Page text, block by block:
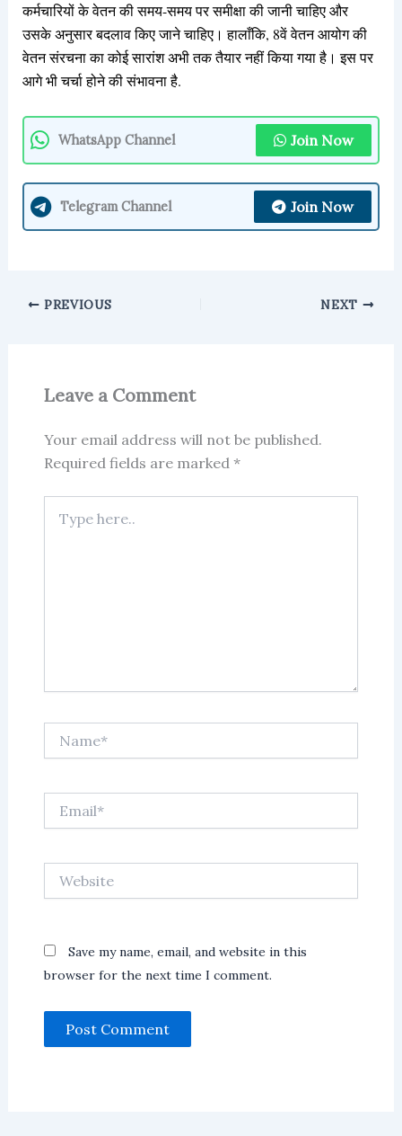
कर्मचारियों के वेतन की समय-समय पर समीक्षा की जानी चाहिए और
उसके अनुसार बदलाव किए जाने चाहिए। हालाँकि, 8वें वेतन आयोग की
वेतन संरचना का कोई सारांश अभी तक तैयार नहीं किया गया है। इस पर
आगे भी चर्चा होने की संभावना है.
WhatsApp Channel Join Now
Telegram Channel Join Now
PREVIOUS NEXT
Leave a Comment
Your email address will not be published.
Required fields are marked *
here..
Save my name, email, and website in this
browser for the next time I comment.